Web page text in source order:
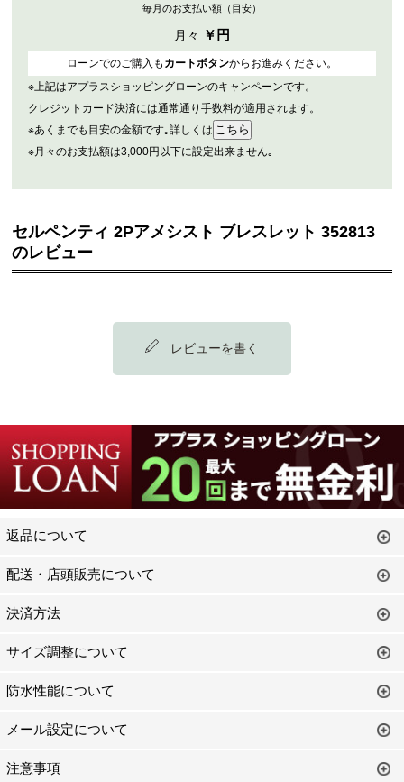
毎月のお支払い額（目安）
月々 ￥ 円
ローンでのご購入も カートボタンからお進みください。
※上記はアプラスショッピングローンのキャンペーンです。
クレジットカード決済には通常通り手数料が適用されます。
※あくまでも目安の金額です｡詳しくは
※月々のお支払額は3,000円以下に設定出来ません｡
セルペンティ 2Pアメシスト ブレスレット 352813
のレビュー
レビューを書く
返品について
配送・店頭販売について
決済方法
サイズ調整について
防水性能について
メール設定について
注意事項